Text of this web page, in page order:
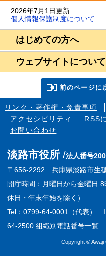
はじめての方へ
ウェブサイトについて
2026年7月1日更新
個人情報保護制度について
前のページに
リンク・著作権・免責事項
アクセシビリティ
RSS
お問い合わせ
淡路市役所
法人番号
〒656-2292 兵庫県淡路市生
開庁時間：月曜日から金曜日
休日・年末年始を除く）
Tel：0799-64-0001（代表）
64-2500 組織別電話番号一覧
Copyright © Awaji